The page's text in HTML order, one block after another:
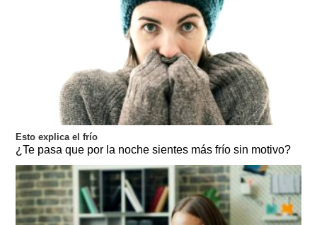
Esto explica el frío
¿Te pasa que por la noche sientes más frío sin motivo?